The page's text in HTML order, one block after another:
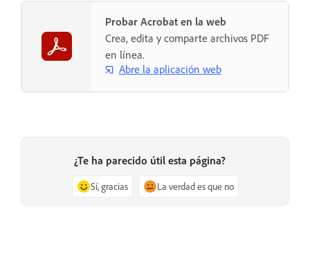
Probar Acrobat en la web
Crea, edita y comparte archivos PDF
en línea.
Abre la aplicación web
¿Te ha parecido útil esta página?
Sí, gracias La verdad es que no